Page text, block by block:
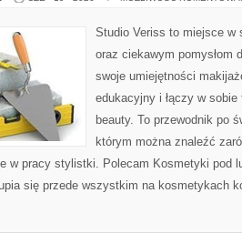
Studio Veriss to miejsce w
oraz ciekawym pomysłom
swoje umiejętności
edukacyjny i łączy w
beauty. To przewodnik po
którym można znaleźć
w pracy stylistki. Polecam Kosmetyki pod
się przede wszystkim na kosmetykach